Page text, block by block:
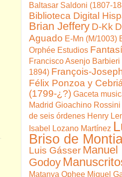
Baltasar Saldoni (1807-
Biblioteca Digital
Brian Jeffery D-Kk
Aguado E-Mn (M/1003)
Orphée Estudios
Francisco Asenjo Barbieri
1894) François-
Félix Ponzoa y
(1799-¿?) Gaceta
Madrid Gioachino Rossini
de seis órdenes Henry
Isabel Lozano Martínez
Briso de
Luis Gásser Manuel
Godoy
Matanya Ophee Miguel